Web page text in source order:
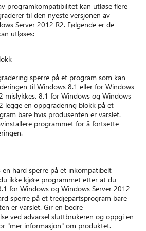
programkompatibilitet kan utløse flere
til den nyeste versjonen av
Server 2012 R2. Følgende er de
utløses:
sperre på et program som kan
til Windows 8.1 eller for Windows
mislykkes. 8.1 for Windows og Windows
legge en oppgradering blokk på et
bare hvis produsenten er varslet.
programmet for å fortsette
en hard sperre på et inkompatibelt
ikke kjøre programmet etter at du
for Windows og Windows Server 2012
sperre på et tredjepartsprogram bare
er varslet. Gir en bedre
ved advarsel sluttbrukeren og oppgi en
"mer informasjon" om produktet.